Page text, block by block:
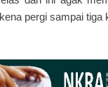
pergi sampai tiga